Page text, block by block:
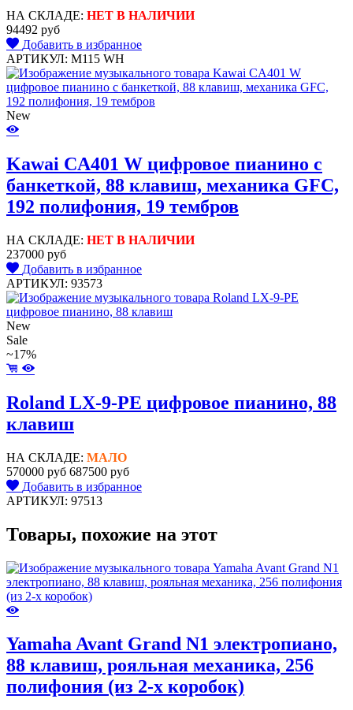
НА СКЛАДЕ: НЕТ В НАЛИЧИИ
94492 руб
Добавить в избранное
АРТИКУЛ: M115 WH
New
Kawai CA401 W цифровое пианино с
банкеткой, 88 клавиш, механика GFC,
192 полифония, 19 тембров
НА СКЛАДЕ: НЕТ В НАЛИЧИИ
237000 руб
Добавить в избранное
АРТИКУЛ: 93573
New
Sale
~17%
Roland LX-9-PE цифровое пианино, 88
клавиш
НА СКЛАДЕ: МАЛО
570000 руб 687500 руб
Добавить в избранное
АРТИКУЛ: 97513
Товары, похожие на этот
Yamaha Avant Grand N1 электропиано,
88 клавиш, рояльная механика, 256
полифония (из 2-х коробок)